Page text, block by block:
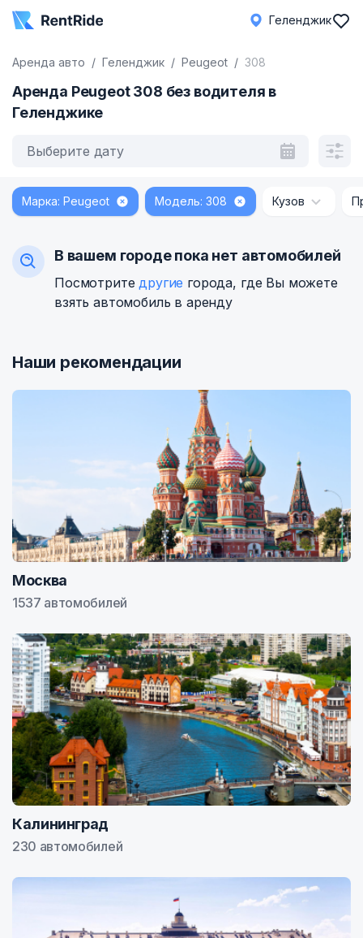
Геленджик
Аренда авто Геленджик Peugeot 308
Аренда Peugeot 308 без водителя в
Геленджике
Выберите дату
Марка: Peugeot Модель: 308 Кузов
В вашем городе пока нет автомобилей
Посмотритедругие города, где Вы можете
взять автомобиль в аренду
Наши рекомендации
Москва
1537 автомобилей
Калининград
230 автомобилей